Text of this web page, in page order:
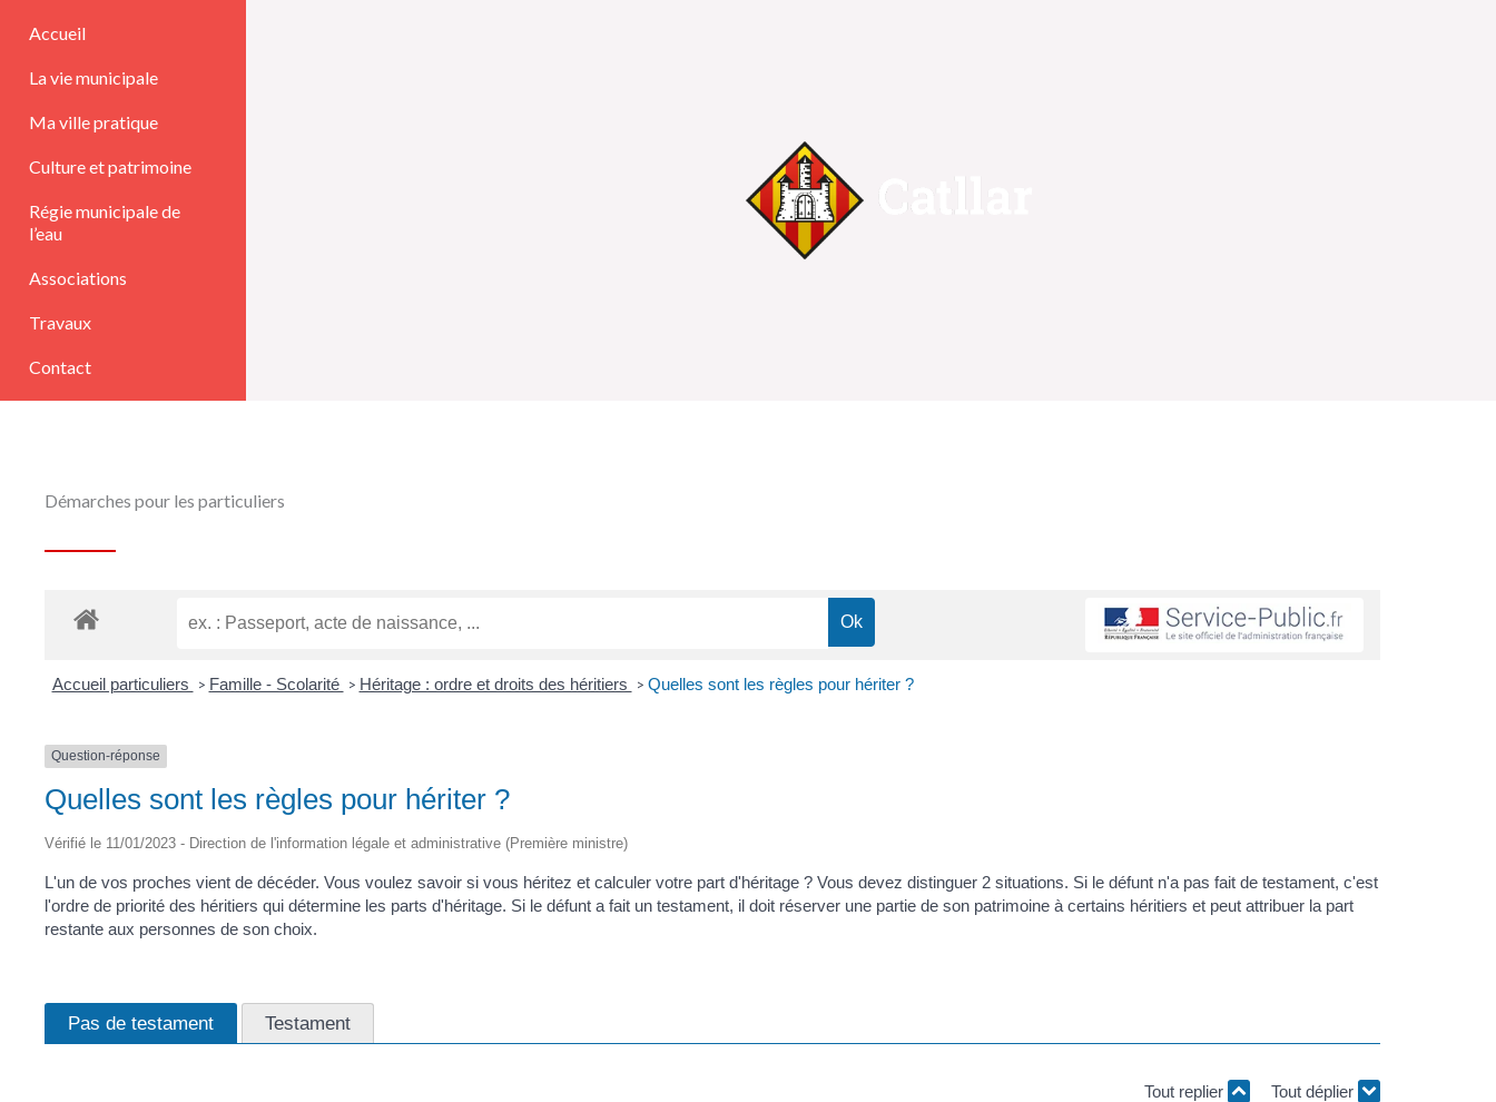
contenu
Accueil
La vie municipale
Ma ville pratique
Culture et patrimoine
Régie municipale de
l’eau
Associations
Travaux
Contact
Démarches pour les particuliers
Accueil particuliers > Famille - Scolarité > Héritage : ordre et droits des héritiers > Quelles sont les règles pour hériter ?
Question-réponse
Quelles sont les règles pour hériter ?
Vérifié le 11/01/2023 - Direction de l'information légale et administrative (Première ministre)
L'un de vos proches vient de décéder. Vous voulez savoir si vous héritez et calculer votre part d'héritage ? Vous devez distinguer 2 situations. Si le défunt n'a pas fait de testament, c'est
l'ordre de priorité des héritiers qui détermine les parts d'héritage. Si le défunt a fait un testament, il doit réserver une partie de son patrimoine à certains héritiers et peut attribuer la part
restante aux personnes de son choix.
Pas de testament Testament
Tout replier Tout déplier